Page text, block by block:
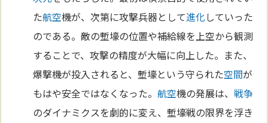
た航空機が、次第に攻撃兵器として進化していった
のである。敵の塹壕の位置や補給線を上空から観測
することで、攻撃の精度が大幅に向上した。また、
爆撃機が投入されると、塹壕という守られた空間が
もはや安全ではなくなった。航空機の発展は、戦争
のダイナミクスを劇的に変え、塹壕戦の限界を浮き